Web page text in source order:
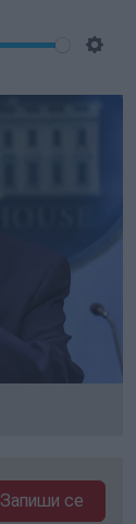
Запиши се